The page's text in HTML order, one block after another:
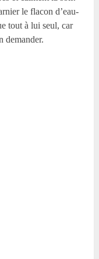
le flacon d’eau-
tout à lui seul, car
demander.